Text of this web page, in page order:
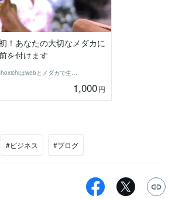
！あなたの大切なメダカに
を付けます
shoxichiはwebとメダカで生きる
1,000円
#ビジネス #ブログ